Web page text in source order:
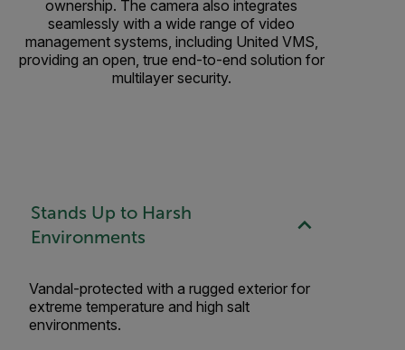
ownership. The camera also integrates
seamlessly with a wide range of video
management systems, including United VMS,
providing an open, true end-to-end solution for
multilayer security.
Stands Up to Harsh
Environments
Vandal-protected with a rugged exterior for
extreme temperature and high salt
environments.